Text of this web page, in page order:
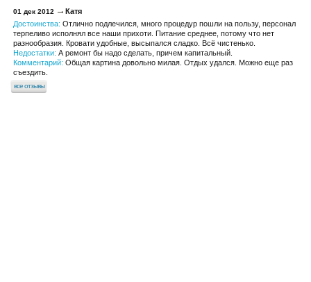
01 дек 2012
Катя
Достоинства: Отлично подлечился, много процедур пошли на пользу, персонал
терпеливо исполнял все наши прихоти. Питание среднее, потому что нет
разнообразия. Кровати удобные, высыпался сладко. Всё чистенько.
Недостатки: А ремонт бы надо сделать, причем капитальный.
Комментарий: Общая картина довольно милая. Отдых удался. Можно еще раз
съездить.
все отзывы